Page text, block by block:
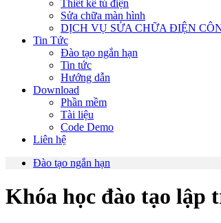
Thiết kế tủ điện
Sửa chữa màn hình
DỊCH VỤ SỬA CHỮA ĐIỆN
Tin Tức
Đào tạo ngắn hạn
Tin tức
Hướng dẫn
Download
Phần mềm
Tài liệu
Code Demo
Liên hệ
Đào tạo ngắn hạn
Khóa học đào tạo lập